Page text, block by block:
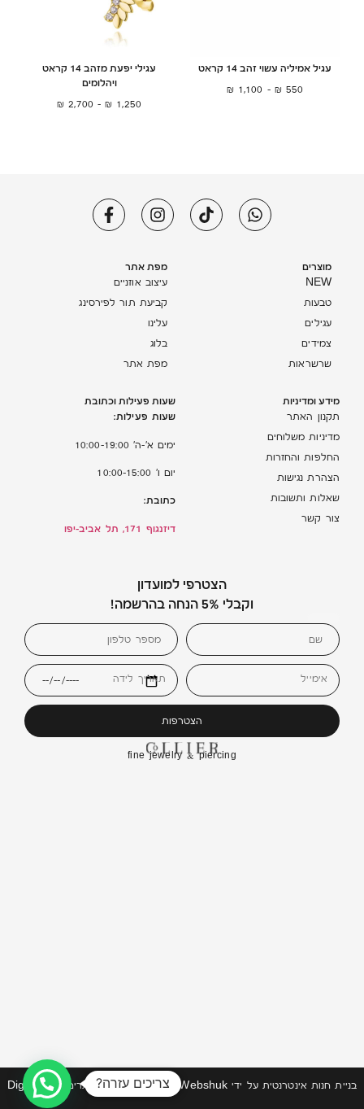
עגיל אמיליה עשוי זהב 14 קראט
550
₪
–
1,100
₪
עגילי יפעת מזהב 14 קראט
ויהלומים
1,250
₪
–
2,700
₪
מוצרים
NEW
טבעות
עגילים
צמידים
שרשראות
מפת אתר
עיצוב אוזניים
קביעת תור לפירסינג
עלינו
בלוג
מפת אתר
מידע ומדיניות
תקנון האתר
מדיניות משלוחים
החלפות והחזרות
הצהרת נגישות
שאלות ותשובות
צור קשר
שעות פעילות וכתובת
שעות פעילות:
ימים א’-ה’ 10:00-19:00
יום ו’ 10:00-15:00
כתובת:
דיזנגוף 171, תל אביב-יפו
הצטרפי למועדון
וקבלי 5% הנחה בהרשמה!
אימייל תאריך לידה
הצטרפות
fine jewelry & piercing
בניית חנות אינטרנטית על ידי Webshuk | וובשוק | תחזוקת אתרים DigiMarket
צריכים עזרה?